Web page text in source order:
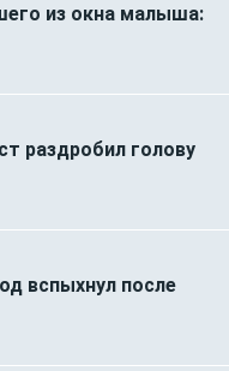
из окна малыша:
раздробил голову
вспыхнул после